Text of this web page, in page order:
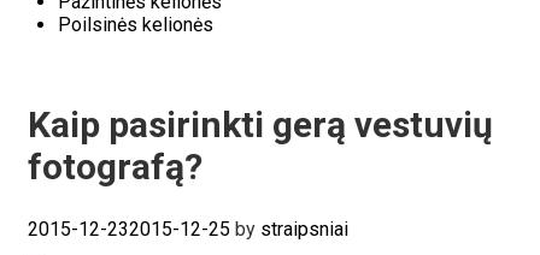
Poilsinės kelionės
Kaip pasirinkti gerą vestuvių
fotografą?
2015-12-232015-12-25 by straipsniai